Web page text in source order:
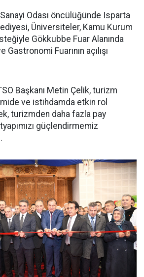
Odası öncülüğünde Isparta
Üniversiteler, Kamu Kurum
Gökkubbe Fuar Alanında
Gastronomi Fuarının açılışı
Başkanı Metin Çelik, turizm
ve istihdamda etkin rol
turizmden daha fazla pay
güçlendirmemiz